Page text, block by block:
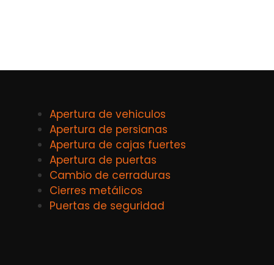
Apertura de vehiculos
Apertura de persianas
Apertura de cajas fuertes
Apertura de puertas
Cambio de cerraduras
Cierres metálicos
Puertas de seguridad